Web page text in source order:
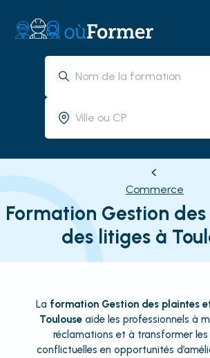
Commerce
Formation Gestion
des litiges à
La formation Gestion des plaintes
Toulouse aide les professionnels à
réclamations et à transformer
conflictuelles en opportunités